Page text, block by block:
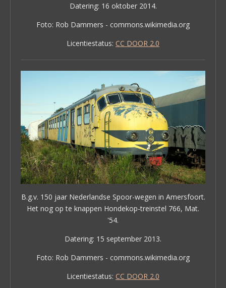
Datering: 16 oktober 2014.
Foto: Rob Dammers - commons.wikimedia.org
Licentiestatus: CC DOOR 2.0
B.g.v. 150 jaar Nederlandse Spoor-wegen in Amersfoort.
Het nog op te knappen Hondekop-treinstel 766, Mat.
'54.
Datering: 15 september 2013.
Foto: Rob Dammers - commons.wikimedia.org
Licentiestatus: CC DOOR 2.0